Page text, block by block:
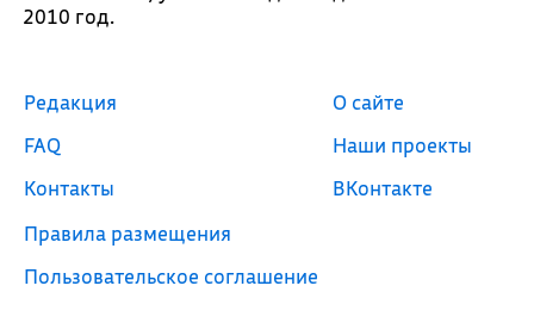
2010 год.
Редакция
FAQ
Контакты
Правила размещения
Пользовательское соглашение
О сайте
Наши проекты
ВКонтакте